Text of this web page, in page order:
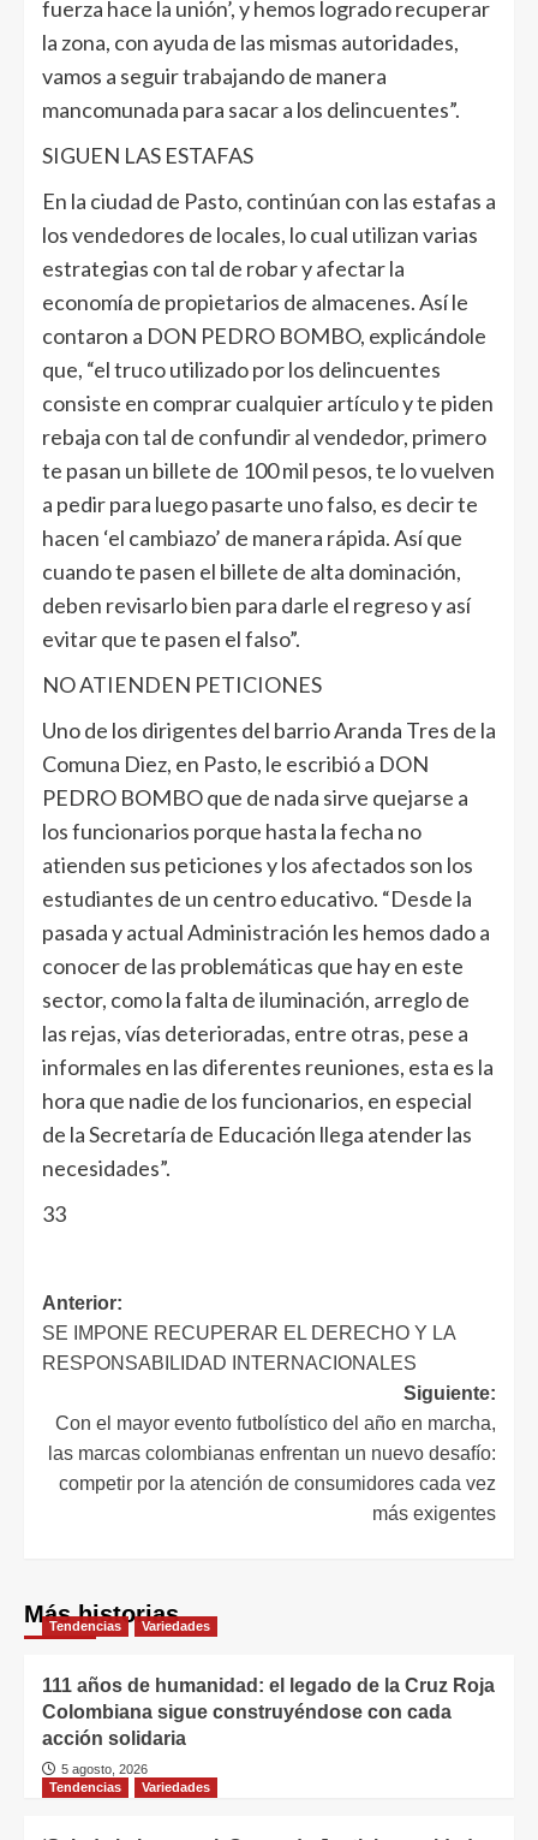
fuerza hace la unión’, y hemos logrado recuperar
la zona, con ayuda de las mismas autoridades,
vamos a seguir trabajando de manera
mancomunada para sacar a los delincuentes”.
SIGUEN LAS ESTAFAS
En la ciudad de Pasto, continúan con las estafas a
los vendedores de locales, lo cual utilizan varias
estrategias con tal de robar y afectar la
economía de propietarios de almacenes. Así le
contaron a DON PEDRO BOMBO, explicándole
que, “el truco utilizado por los delincuentes
consiste en comprar cualquier artículo y te piden
rebaja con tal de confundir al vendedor, primero
te pasan un billete de 100 mil pesos, te lo vuelven
a pedir para luego pasarte uno falso, es decir te
hacen ‘el cambiazo’ de manera rápida. Así que
cuando te pasen el billete de alta dominación,
deben revisarlo bien para darle el regreso y así
evitar que te pasen el falso”.
NO ATIENDEN PETICIONES
Uno de los dirigentes del barrio Aranda Tres de la
Comuna Diez, en Pasto, le escribió a DON
PEDRO BOMBO que de nada sirve quejarse a
los funcionarios porque hasta la fecha no
atienden sus peticiones y los afectados son los
estudiantes de un centro educativo. “Desde la
pasada y actual Administración les hemos dado a
conocer de las problemáticas que hay en este
sector, como la falta de iluminación, arreglo de
las rejas, vías deterioradas, entre otras, pese a
informales en las diferentes reuniones, esta es la
hora que nadie de los funcionarios, en especial
de la Secretaría de Educación llega atender las
necesidades”.
33
Anterior:
SE IMPONE RECUPERAR EL DERECHO Y LA
RESPONSABILIDAD INTERNACIONALES
Siguiente:
Con el mayor evento futbolístico del año en marcha,
las marcas colombianas enfrentan un nuevo desafío:
competir por la atención de consumidores cada vez
más exigentes
Más historias
Tendencias Variedades
111 años de humanidad: el legado de la Cruz Roja
Colombiana sigue construyéndose con cada
acción solidaria
5 agosto, 2026
Tendencias
Variedades